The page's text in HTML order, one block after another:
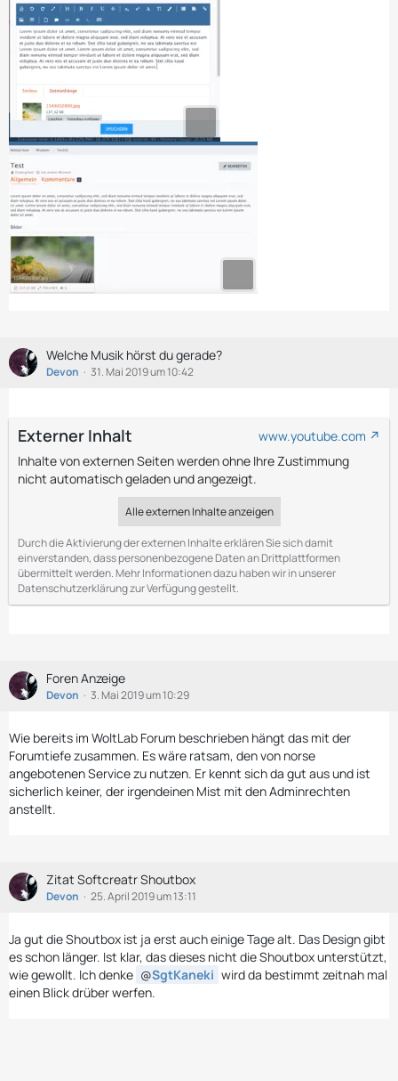
Welche Musik hörst du gerade?
Devon 31. Mai 2019 um 10:42
Externer Inhalt
www.youtube.com
Inhalte von externen Seiten werden ohne Ihre Zustimmung
nicht automatisch geladen und angezeigt.
Alle externen Inhalte anzeigen
Durch die Aktivierung der externen Inhalte erklären Sie sich damit
einverstanden, dass personenbezogene Daten an Drittplattformen
übermittelt werden. Mehr Informationen dazu haben wir in unserer
Datenschutzerklärung zur Verfügung gestellt.
Foren Anzeige
Devon 3. Mai 2019 um 10:29
Wie bereits im WoltLab Forum beschrieben hängt das mit der
Forumtiefe zusammen. Es wäre ratsam, den von norse
angebotenen Service zu nutzen. Er kennt sich da gut aus und ist
sicherlich keiner, der irgendeinen Mist mit den Adminrechten
anstellt.
Zitat Softcreatr Shoutbox
Devon 25. April 2019 um 13:11
Ja gut die Shoutbox ist ja erst auch einige Tage alt. Das Design gibt
es schon länger. Ist klar, das dieses nicht die Shoutbox unterstützt,
wie gewollt. Ich denke
SgtKaneki wird da bestimmt zeitnah mal
einen Blick drüber werfen.